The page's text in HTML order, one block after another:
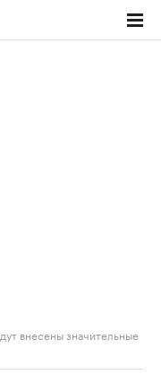
внесены значительные